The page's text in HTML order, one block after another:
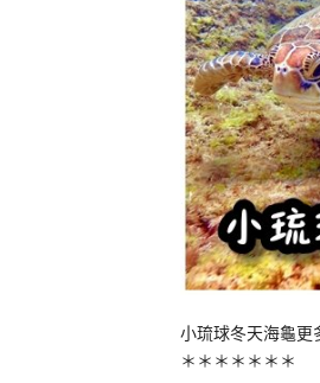
小琉球冬天海龜
＊＊＊＊＊＊＊